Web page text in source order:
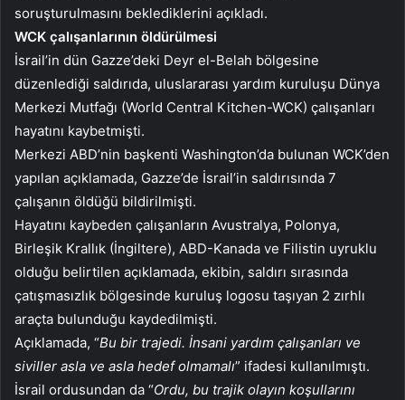
soruşturulmasını beklediklerini açıkladı.
WCK çalışanlarının öldürülmesi
İsrail’in dün Gazze’deki Deyr el-Belah bölgesine
düzenlediği saldırıda, uluslararası yardım kuruluşu Dünya
Merkezi Mutfağı (World Central Kitchen-WCK) çalışanları
hayatını kaybetmişti.
Merkezi ABD’nin başkenti Washington’da bulunan WCK’den
yapılan açıklamada, Gazze’de İsrail’in saldırısında 7
çalışanın öldüğü bildirilmişti.
Hayatını kaybeden çalışanların Avustralya, Polonya,
Birleşik Krallık (İngiltere), ABD-Kanada ve Filistin uyruklu
olduğu belirtilen açıklamada, ekibin, saldırı sırasında
çatışmasızlık bölgesinde kuruluş logosu taşıyan 2 zırhlı
araçta bulunduğu kaydedilmişti.
Açıklamada, “Bu bir trajedi. İnsani yardım çalışanları ve
siviller asla ve asla hedef olmamalı” ifadesi kullanılmıştı.
İsrail ordusundan da “Ordu, bu trajik olayın koşullarını